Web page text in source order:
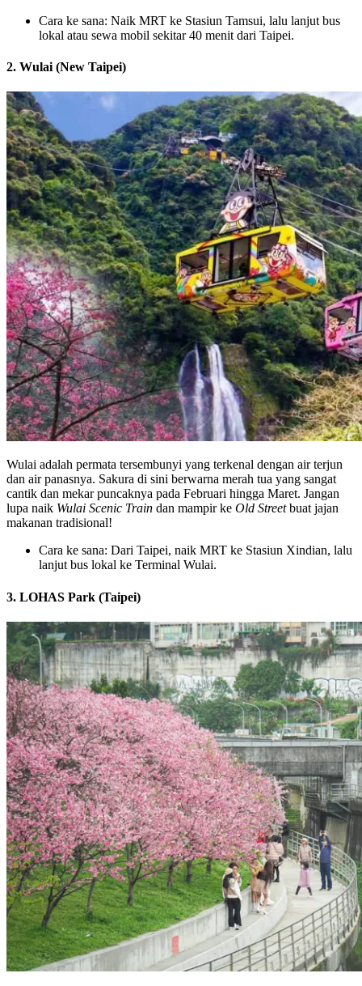
Cara ke sana: Naik MRT ke Stasiun Tamsui, lalu lanjut bus
lokal atau sewa mobil sekitar 40 menit dari Taipei.
2. Wulai (New Taipei)
Wulai adalah permata tersembunyi yang terkenal dengan air terjun
dan air panasnya. Sakura di sini berwarna merah tua yang sangat
cantik dan mekar puncaknya pada Februari hingga Maret. Jangan
lupa naik Wulai Scenic Train dan mampir ke Old Streetbuat jajan
makanan tradisional!
Cara ke sana: Dari Taipei, naik MRT ke Stasiun Xindian, lalu
lanjut bus lokal ke Terminal Wulai.
3. LOHAS Park (Taipei)